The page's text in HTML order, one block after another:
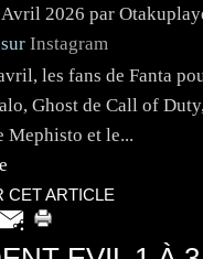
Avril 2026 par
Instagram
les fans de Fanta
Ghost de Call of
Mephisto et le...
CET ARTICLE